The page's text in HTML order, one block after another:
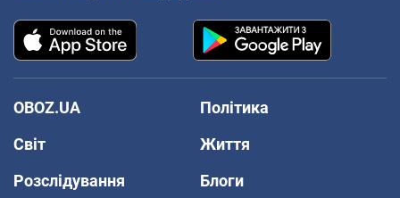
OBOZ.UA
Політика
Світ
Життя
Розслідування
Блоги